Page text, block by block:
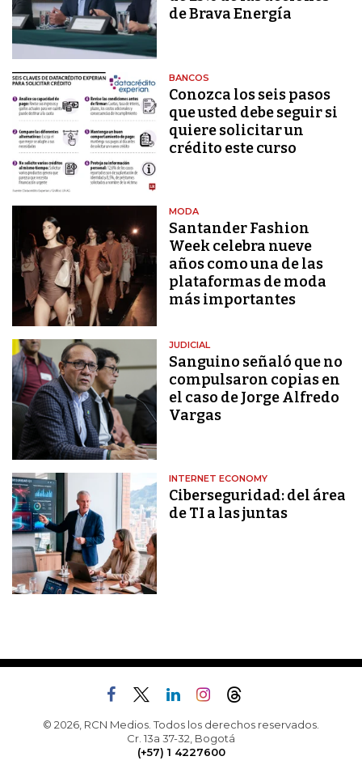
de Brava Energía
BANCOS
Conozca los seis pasos
que usted debe seguir si
quiere solicitar un
crédito este curso
MODA
Santander Fashion
Week celebra nueve
años como una de las
plataformas de moda
más importantes
JUDICIAL
Sanguino señaló que no
compulsaron copias en
el caso de Jorge Alfredo
Vargas
INTERNET ECONOMY
Ciberseguridad: del área
de TI a las juntas
© 2026, RCN Medios. Todos los derechos reservados.
Cr. 13a 37-32, Bogotá
(+57) 1 4227600